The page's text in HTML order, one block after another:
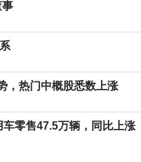
，热门中概股悉数上涨
零售47.5万辆，同比上涨